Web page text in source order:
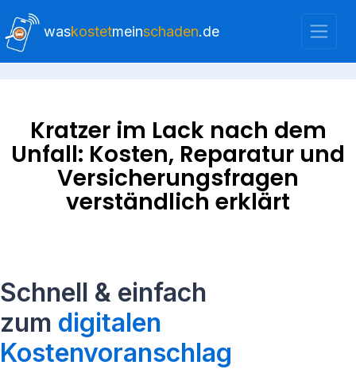
waskostetmeinschaden.de
Kratzer im Lack nach dem
Unfall: Kosten, Reparatur und
Versicherungsfragen
verständlich erklärt
Schnell & einfach
zum digitalen
Kostenvoranschlag